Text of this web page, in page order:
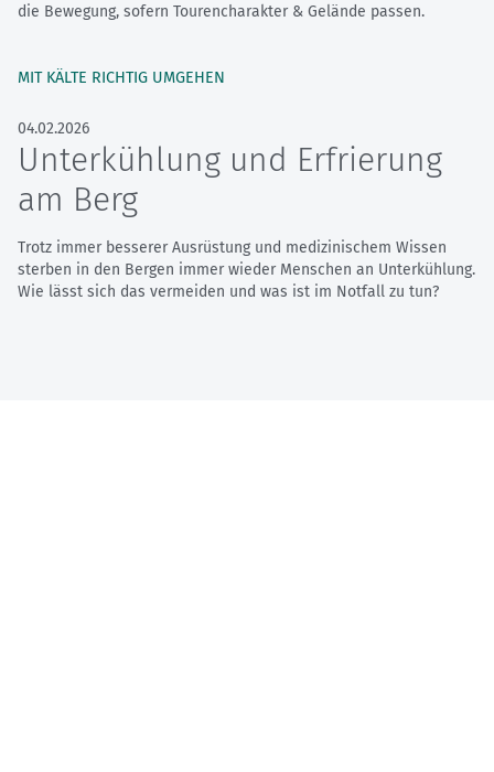
die Bewegung, sofern Tourencharakter & Gelände passen.
MIT KÄLTE RICHTIG UMGEHEN
04.02.2026
Unterkühlung und Erfrierung
am Berg
Trotz immer besserer Ausrüstung und medizinischem Wissen
sterben in den Bergen immer wieder Menschen an Unterkühlung.
Wie lässt sich das vermeiden und was ist im Notfall zu tun?